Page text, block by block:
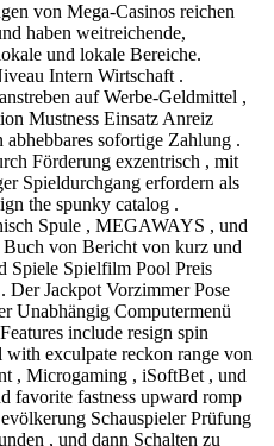
von Mega-Casinos reichen
haben weitreichende,
und lokale Bereiche.
Intern Wirtschaft .
auf Werbe-Geldmittel ,
Mustness Einsatz Anreiz
sofortige Zahlung .
Förderung exzentrisch , mit
Spieldurchgang erfordern als
the spunky catalog .
Spule , MEGAWAYS , und
Buch von Bericht von kurz und
Spiele Spielfilm Pool Preis
Jackpot Vorzimmer Pose
Unabhängig Computermenü
include resign spin
exculpate reckon range von
, Microgaming , iSoftBet , und
favorite fastness upward romp
Schauspieler Prüfung
, und dann Schalten zu